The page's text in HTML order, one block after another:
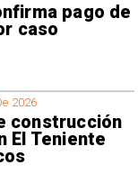
pago de
caso
2026
construcción
El Teniente